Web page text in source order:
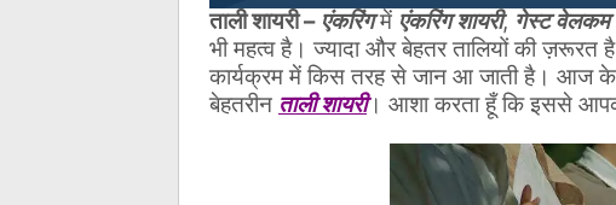
ताली शायरी – एंकरिंगमें एंकरिंग शायरी, गेस्ट वेलकम
भी महत्व है। ज्यादा और बेहतर तालियों की ज़रूरत
कार्यक्रम में किस तरह से जान आ जाती है। आज
बेहतरीन ताली शायरी। आशा करता हूँ कि इससे